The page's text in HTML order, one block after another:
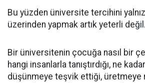
Bu yüzden üniversite tercihini
üzerinden yapmak artık yeterli değil.
Bir üniversitenin çocuğa nasıl bir
hangi insanlarla tanıştırdığı, ne
düşünmeye teşvik ettiği, üretmeye